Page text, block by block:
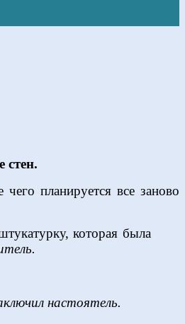
стен.
планируется все заново
которая была
настоятель.